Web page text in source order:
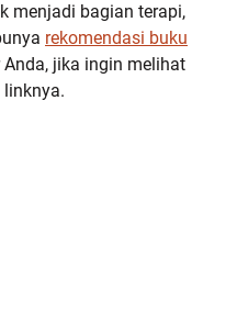
menjadi bagian terapi,
rekomendasi buku
jika ingin melihat